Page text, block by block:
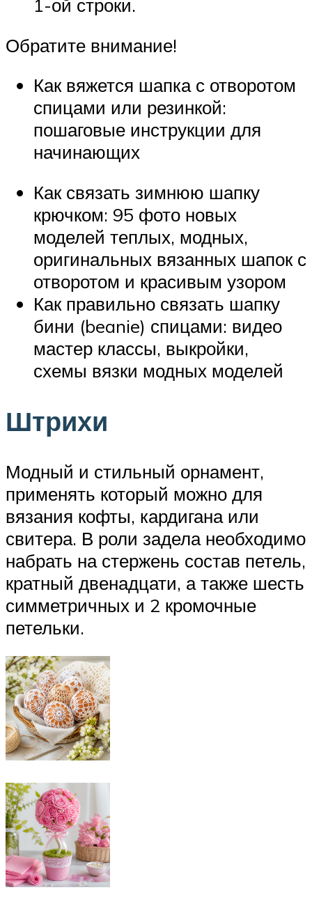
1-ой строки.
Обратите внимание!
Как вяжется шапка с отворотом
спицами или резинкой:
пошаговые инструкции для
начинающих
Как связать зимнюю шапку
крючком: 95 фото новых
моделей теплых, модных,
оригинальных вязанных шапок с
отворотом и красивым узором
Как правильно связать шапку
бини (beanie) спицами: видео
мастер классы, выкройки,
схемы вязки модных моделей
Штрихи
Модный и стильный орнамент,
применять который можно для
вязания кофты, кардигана или
свитера. В роли задела необходимо
набрать на стержень состав петель,
кратный двенадцати, а также шесть
симметричных и 2 кромочные
петельки.